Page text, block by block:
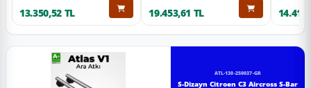
13.350,52 TL 19.453,61 TL
ATL-130-250037-GR
S-Dizayn Citroen C3 Aircross S-Bar